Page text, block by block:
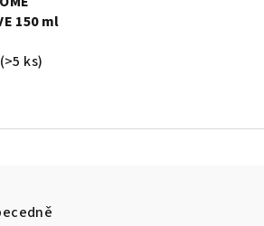
150 ml
(>5 ks)